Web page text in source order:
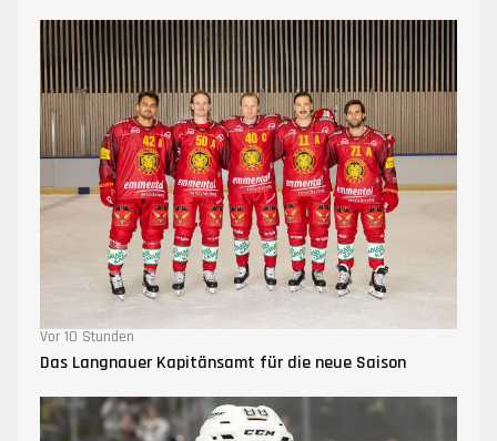
Vor 10 Stunden
Das Langnauer Kapitänsamt für die neue Saison